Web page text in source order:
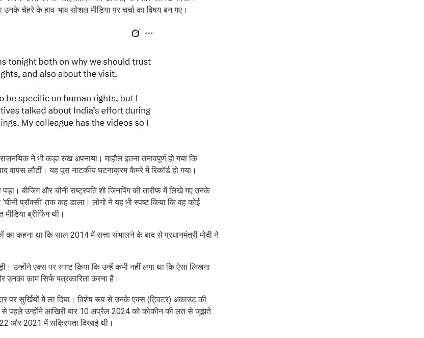
चेहरे के हाव-भाव सोशल मीडिया पर चर्चा का विषय बन गए।
ने भी कड़ा रुख अपनाया। माहौल इतना तनावपूर्ण हो गया कि
वापस लौटीं। यह पूरा नाटकीय घटनाक्रम कैमरे में रिकॉर्ड हो गया।
बीजिंग और चीनी राष्ट्रपति शी जिनपिंग की तारीफ में लिखे गए उनके
प्रॉक्सी’ तक कह डाला। लोगों ने यह भी स्पष्ट किया कि वह कोई
ब्रीफिंग थी।
का कहना था कि साल 2014 में सत्ता संभालने के बाद से प्रधानमंत्री मोदी ने
उन्होंने एक्स पर स्पष्ट किया कि उन्हें कभी नहीं लगा था कि ऐसा लिखना
उनका काम सिर्फ पत्रकारिता करना है।
पर सुर्खियों में ला दिया। विशेष रूप से उनके एक्स (ट्विटर) अकाउंट की
से पहले उन्होंने आखिरी बार 10 अप्रैल 2024 को कोकीन की लत से जूझते
और 2021 में सक्रियता दिखाई थी।